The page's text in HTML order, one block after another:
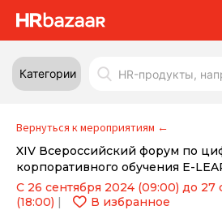
Категории
Вернуться к мероприятиям ←
XIV Всероссийский форум по
корпоративного обучения E-
С 26 сентября 2024 (09:00) до 27
(18:00) | В избранное